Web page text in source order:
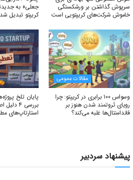
سرپوش گذاشتن بر ورشکستگی
خاموش شرکت‌های کریپتویی است
جعلی» به
کریپتو تبدیل
مقالات عمومی
وسواس ۱۰۰ برابری در کریپتو: چرا
رویای ثروتمند شدن هنوز بر
فاندامنتال‌ها غلبه می‌کند؟
پایان تلخ
بررسی ۴
استارتاپ‌های
پیشنهاد سردبیر